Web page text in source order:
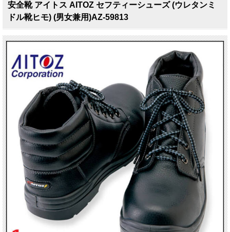
安全靴 アイトス AITOZ セフティーシューズ (ウレタンミ
ドル靴ヒモ) (男女兼用)AZ-59813